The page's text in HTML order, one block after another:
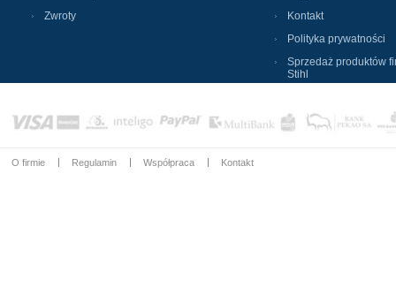
Zwroty
Kontakt
Polityka prywatności
Sprzedaż produktów
Stihl
O firmie Regulamin Współpraca Kontakt